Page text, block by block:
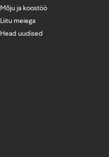
Mõju ja koostöö
Liitu meiega
Head uudised